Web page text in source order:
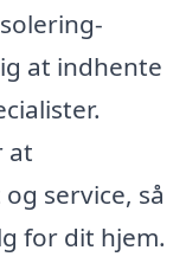
at indhente
at
service, så
for dit hjem.